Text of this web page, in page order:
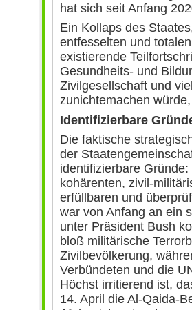
hat sich seit Anfang
Ein Kollaps des
entfesselten und
existierende
Gesundheits- und
Zivilgesellschaft und
zunichtemachen
Identifizierbare
Die faktische
der
identifizierbare
kohärenten, zivil-
erfüllbaren und
war von Anfang an ein
unter Präsident Bush
bloß militärische
Zivilbevölkerung,
Verbündeten und die
Höchst irritierend ist,
14. April die Al-Qaida-